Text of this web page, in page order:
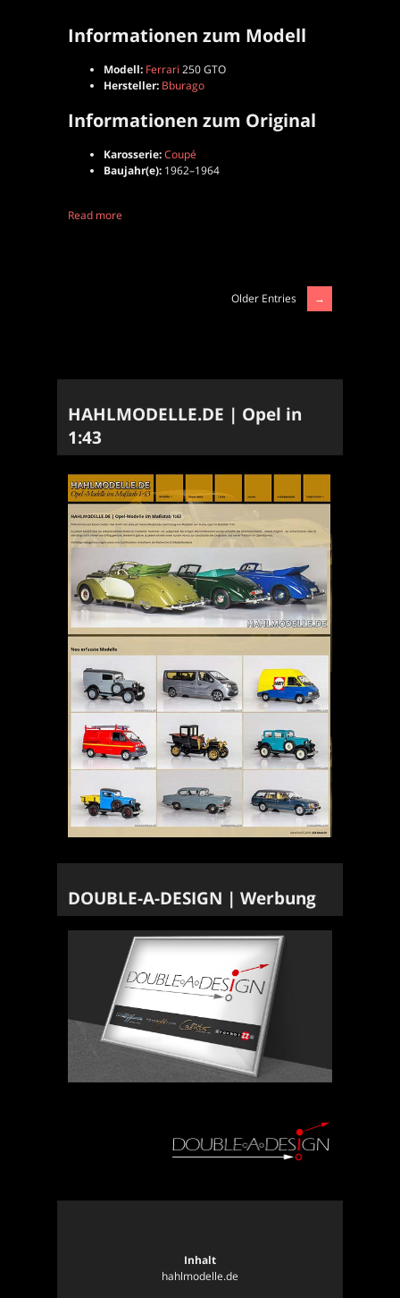
Informationen zum Modell
Modell: Ferrari 250 GTO
Hersteller: Bburago
Informationen zum Original
Karosserie:Coupé
Baujahr(e): 1962–1964
Read more
Older Entries
HAHLMODELLE.DE | Opel in
1:43
DOUBLE-A-DESIGN | Werbung
Inhalt
hahlmodelle.de